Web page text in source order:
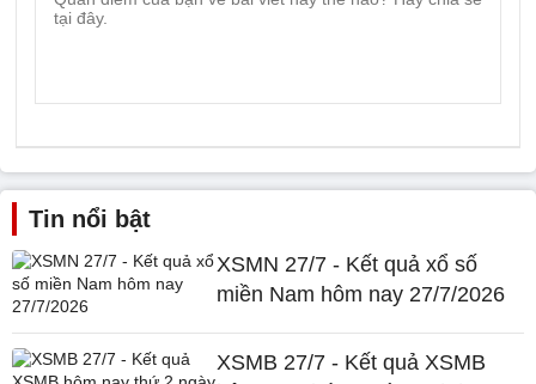
Tin nổi bật
XSMN 27/7 - Kết quả xổ số
miền Nam hôm nay 27/7/2026
XSMB 27/7 - Kết quả XSMB